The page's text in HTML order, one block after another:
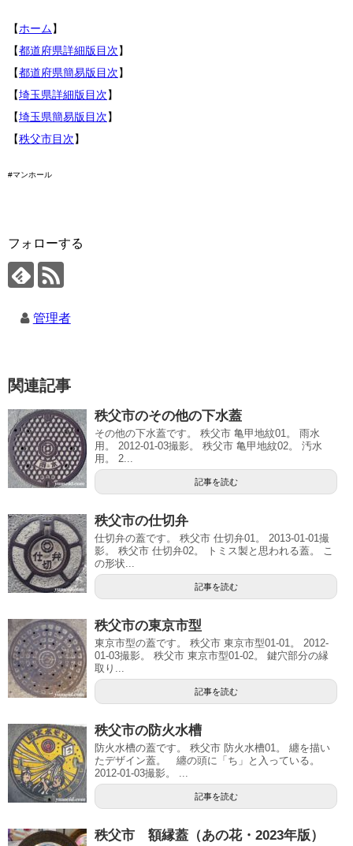
【ホーム】
【都道府県詳細版目次】
【都道府県簡易版目次】
【埼玉県詳細版目次】
【埼玉県簡易版目次】
【秩父市目次】
#マンホール
フォローする
管理者
関連記事
秩父市のその他の下水蓋
その他の下水蓋です。 秩父市 亀甲地紋01。 雨水
用。 2012-01-03撮影。 秩父市 亀甲地紋02。 汚水
用。 2...
記事を読む
秩父市の仕切弁
仕切弁の蓋です。 秩父市 仕切弁01。 2013-01-01撮
影。 秩父市 仕切弁02。 トミス製と思われる蓋。 こ
の形状...
記事を読む
秩父市の東京市型
東京市型の蓋です。 秩父市 東京市型01-01。 2012-
01-03撮影。 秩父市 東京市型01-02。 鍵穴部分の縁
取り...
記事を読む
秩父市の防火水槽
防火水槽の蓋です。 秩父市 防火水槽01。 纏を描い
たデザイン蓋。 纏の頭に「ち」と入っている。
2012-01-03撮影。 ...
記事を読む
秩父市 額縁蓋（あの花・2023年版）